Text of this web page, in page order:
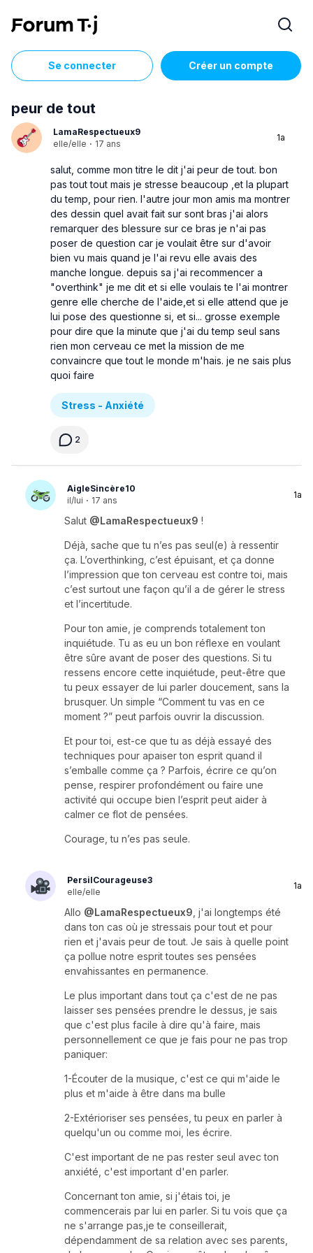
Se connecter Créer un compte
peur de tout
LamaRespectueux9
elle/elle · 17 ans
1a
salut, comme mon titre le dit j'ai peur de tout. bon
pas tout tout mais je stresse beaucoup ,et la plupart
du temp, pour rien. l'autre jour mon amis ma montrer
des dessin quel avait fait sur sont bras j'ai alors
remarquer des blessure sur ce bras je n'ai pas
poser de question car je voulait être sur d'avoir
bien vu mais quand je l'ai revu elle avais des
manche longue. depuis sa j'ai recommencer a
"overthink" je me dit et si elle voulais te l'ai montrer
genre elle cherche de l'aide,et si elle attend que je
lui pose des questionne si, et si... grosse exemple
pour dire que la minute que j'ai du temp seul sans
rien mon cerveau ce met la mission de me
convaincre que tout le monde m'hais. je ne sais plus
quoi faire
Stress - Anxiété
2
AigleSincère10
il/lui · 17 ans
1a
Salut @LamaRespectueux9 !
Déjà, sache que tu n’es pas seul(e) à ressentir
ça. L’overthinking, c’est épuisant, et ça donne
l’impression que ton cerveau est contre toi, mais
c’est surtout une façon qu’il a de gérer le stress
et l’incertitude.
Pour ton amie, je comprends totalement ton
inquiétude. Tu as eu un bon réflexe en voulant
être sûre avant de poser des questions. Si tu
ressens encore cette inquiétude, peut-être que
tu peux essayer de lui parler doucement, sans la
brusquer. Un simple “Comment tu vas en ce
moment ?” peut parfois ouvrir la discussion.
Et pour toi, est-ce que tu as déjà essayé des
techniques pour apaiser ton esprit quand il
s’emballe comme ça ? Parfois, écrire ce qu’on
pense, respirer profondément ou faire une
activité qui occupe bien l’esprit peut aider à
calmer ce flot de pensées.
Courage, tu n’es pas seule.
PersilCourageuse3
elle/elle
1a
Allo @LamaRespectueux9 , j'ai longtemps été
dans ton cas où je stressais pour tout et pour
rien et j'avais peur de tout. Je sais à quelle point
ça pollue notre esprit toutes ses pensées
envahissantes en permanence.
Le plus important dans tout ça c'est de ne pas
laisser ses pensées prendre le dessus, je sais
que c'est plus facile à dire qu'à faire, mais
personnellement ce que je fais pour ne pas trop
paniquer:
1-Écouter de la musique, c'est ce qui m'aide le
plus et m'aide à être dans ma bulle
2-Extérioriser ses pensées, tu peux en parler à
quelqu'un ou comme moi, les écrire.
C'est important de ne pas rester seul avec ton
anxiété, c'est important d'en parler.
Concernant ton amie, si j'étais toi, je
commencerais par lui en parler. Si tu vois que ça
ne s'arrange pas,je te conseillerait,
dépendamment de sa relation avec ses parents,